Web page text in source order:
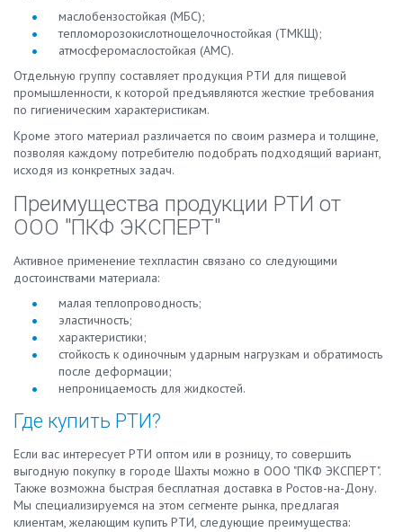
маслобензостойкая (МБС);
тепломорозокислотнощелочностойкая (ТМКЩ);
атмосферомаслостойкая (АМС).
Отдельную группу составляет продукция РТИ для пищевой
промышленности, к которой предъявляются жесткие требования
по гигиеническим характеристикам.
Кроме этого материал различается по своим размера и толщине,
позволяя каждому потребителю подобрать подходящий вариант,
исходя из конкретных задач.
Преимущества продукции РТИ от
ООО "ПКФ ЭКСПЕРТ"
Активное применение техпластин связано со следующими
достоинствами материала:
малая теплопроводность;
эластичность;
характеристики;
стойкость к одиночным ударным нагрузкам и обратимость
после деформации;
непроницаемость для жидкостей.
Где купить РТИ?
Если вас интересует РТИ оптом или в розницу, то совершить
выгодную покупку в городе Шахты можно в ООО "ПКФ ЭКСПЕРТ".
Также возможна быстрая бесплатная доставка в Ростов-на-Дону.
Мы специализируемся на этом сегменте рынка, предлагая
клиентам, желающим купить РТИ, следующие преимущества: